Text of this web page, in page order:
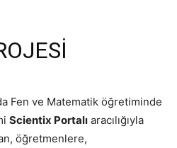
Fen ve Matematik öğretiminde
Scientix Portalı aracılığıyla
öğretmenlere,